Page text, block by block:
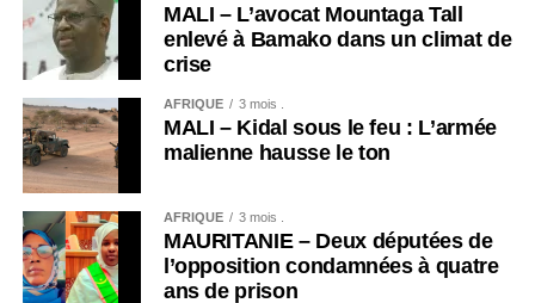
MALI – L’avocat Mountaga Tall
enlevé à Bamako dans un climat de
crise
AFRIQUE 3 mois .
MALI – Kidal sous le feu : L’armée
malienne hausse le ton
AFRIQUE 3 mois .
MAURITANIE – Deux députées de
l’opposition condamnées à quatre
ans de prison